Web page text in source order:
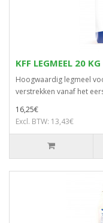
KFF LEGMEEL 20 KG
Hoogwaardig legmeel
verstrekken vanaf het
16,25€
Excl. BTW: 13,43€